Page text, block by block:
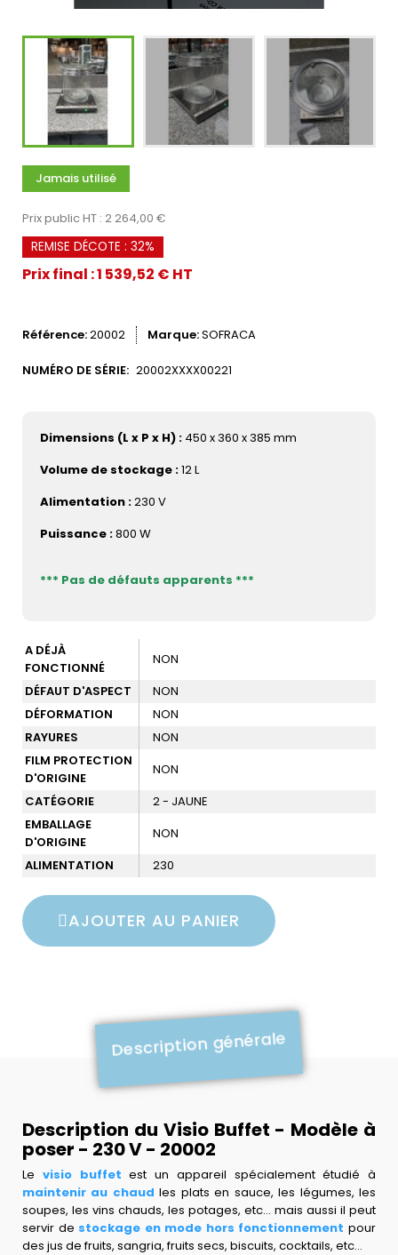
Jamais utilisé
Prix public HT : 2 264,00 €
REMISE DÉCOTE : 32%
Prix final : 1 539,52 € HT
Référence 20002 Marque SOFRACA
NUMÉRO DE SÉRIE: 20002XXXX00221
Dimensions (L x P x H) : 450 x 360 x 385 mm
Volume de stockage :12 L
Alimentation :230 V
Puissance :800 W
*** Pas de défauts apparents ***
A DÉJÀ
FONCTIONNÉ
NON
DÉFAUT D'ASPECT
NON
DÉFORMATION
NON
RAYURES
NON
FILM PROTECTION
D'ORIGINE
NON
CATÉGORIE
2 - JAUNE
EMBALLAGE
D'ORIGINE
NON
ALIMENTATION
230
AJOUTER AU PANIER
Description générale
Description du Visio Buffet - Modèle à
poser - 230 V - 20002
Le visio buffet est un appareil spécialement étudié à
maintenir au chaud les plats en sauce, les légumes, les
soupes, les vins chauds, les potages, etc... mais aussi il peut
servir de stockage en mode hors fonctionnement pour
des jus de fruits, sangria, fruits secs, biscuits, cocktails, etc...